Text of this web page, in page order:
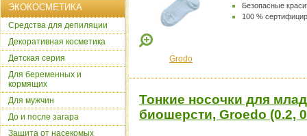
Безопасные
100 %
Grodo
Тонкие носочки для
биошерсти, Groedo (0.2,
ЭКОКОСМЕТИКА
Cредства для депиляции
Декоративная косметика
Детская серия
Для беременных и
кормящих
Для мужчин
До и после загара
Защита от насекомых